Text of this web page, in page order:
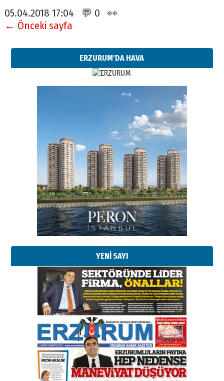
05.04.2018 17:04 💬 0 👀
← Önceki sayfa
ERZURUM'DA HAVA
YENİ SAYI
Esat BİNDESEN
Başkan Sekmen’den Erzurum’a
bir vizyon proje daha!